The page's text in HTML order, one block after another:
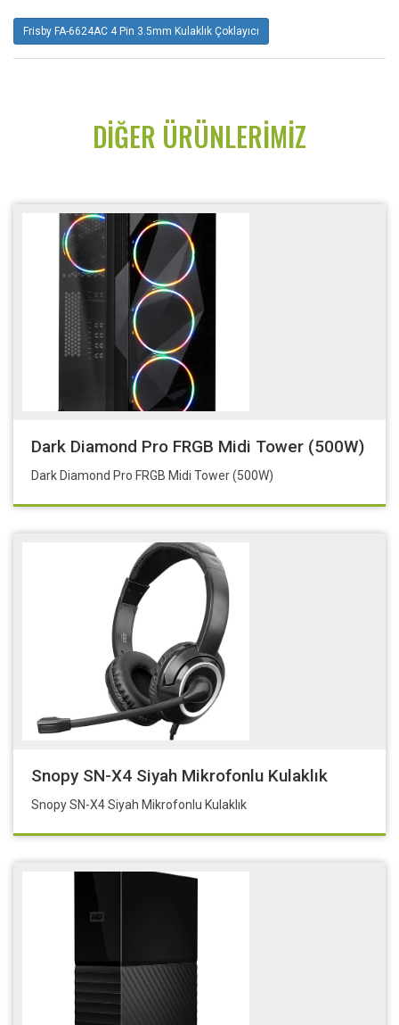
Frisby FA-6624AC 4 Pin 3.5mm Kulaklık Çoklayıcı
DIĞER ÜRÜNLERIMIZ
Dark Diamond Pro FRGB Midi Tower (500W)
Dark Diamond Pro FRGB Midi Tower (500W)
Snopy SN-X4 Siyah Mikrofonlu Kulaklık
Snopy SN-X4 Siyah Mikrofonlu Kulaklık